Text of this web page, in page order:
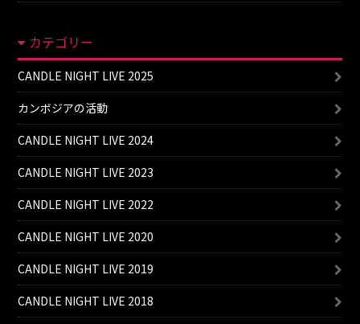
カテゴリー
CANDLE NIGHT LIVE 2025
カンボジアの活動
CANDLE NIGHT LIVE 2024
CANDLE NIGHT LIVE 2023
CANDLE NIGHT LIVE 2022
CANDLE NIGHT LIVE 2020
CANDLE NIGHT LIVE 2019
CANDLE NIGHT LIVE 2018